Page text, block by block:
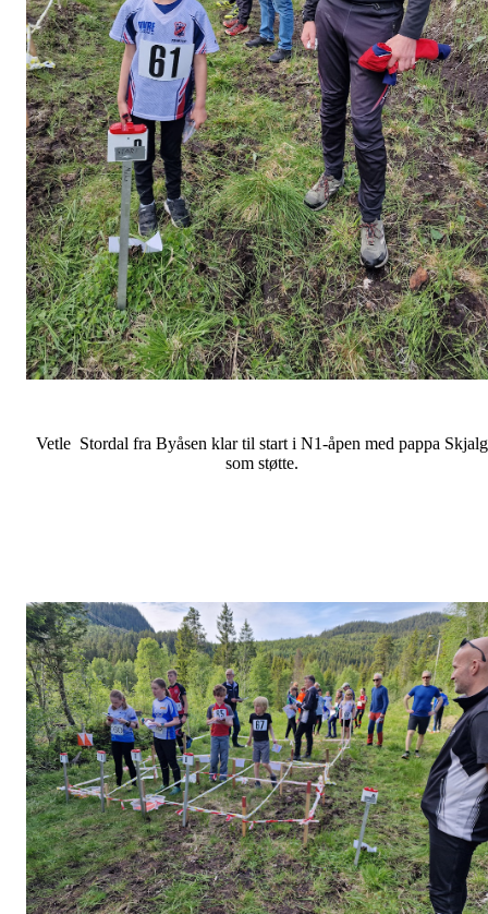
Vetle Stordal fra Byåsen klar til start i N1-åpen med pappa Skjalg
som støtte.